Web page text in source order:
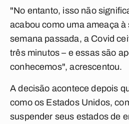
"No entanto, isso não
acabou como uma ameaça
semana passada, a Covid
três minutos – e essas são
conhecemos", acrescentou.
A decisão acontece depois
como os Estados Unidos,
suspender seus estados de